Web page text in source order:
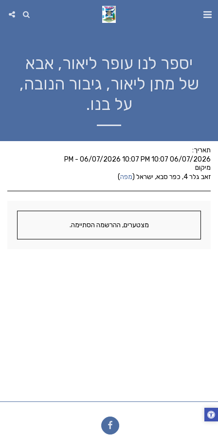
יספר לנו עופר ליאור, אבא
של מתן ליאור, גיבור הנובה,
על בנו.
תאריך:
06/07/2026 10:07 PM - 06/07/2026 10:07 PM
מיקום
זאב גלר 4, כפר סבא, ישראל (
מפה)
מצטערים, ההרשמה הסתיימה.